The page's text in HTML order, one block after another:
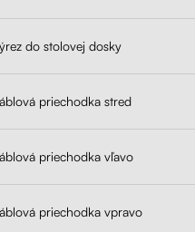
do stolovej dosky
priechodka stred
priechodka vľavo
priechodka vpravo